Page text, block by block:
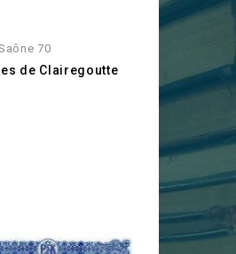
70
de Clairegoutte